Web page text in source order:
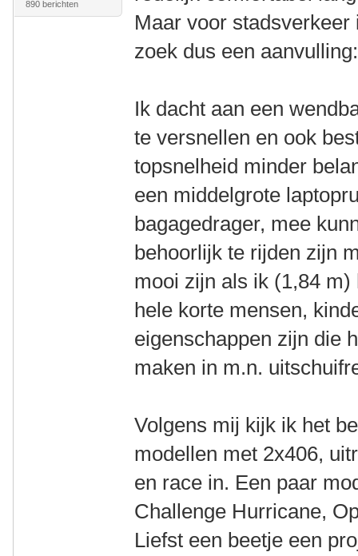
890 berichten
Maar voor
zoek dus een aanvulling:
Ik dacht aan een
te versnellen en ook
topsnelheid minder
een middelgrote
bagagedrager, mee
behoorlijk te rijden zijn
mooi zijn als ik (1,84
hele korte mensen,
eigenschappen zijn die
maken in m.n.
Volgens mij kijk ik het
modellen met 2x406,
en race in. Een paar
Challenge Hurricane,
Liefst een beetje een